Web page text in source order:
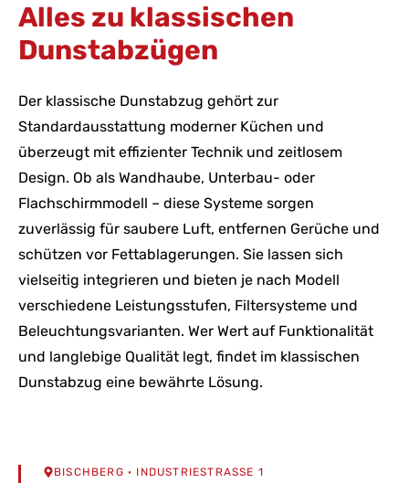
Alles zu klassischen
Dunstabzügen
Der klassische Dunstabzug gehört zur
Standardausstattung moderner Küchen und
überzeugt mit effizienter Technik und zeitlosem
Design. Ob als Wandhaube, Unterbau- oder
Flachschirmmodell – diese Systeme sorgen
zuverlässig für saubere Luft, entfernen Gerüche und
schützen vor Fettablagerungen. Sie lassen sich
vielseitig integrieren und bieten je nach Modell
verschiedene Leistungsstufen, Filtersysteme und
Beleuchtungsvarianten. Wer Wert auf Funktionalität
und langlebige Qualität legt, findet im klassischen
Dunstabzug eine bewährte Lösung.
BISCHBERG · INDUSTRIESTRASSE 1